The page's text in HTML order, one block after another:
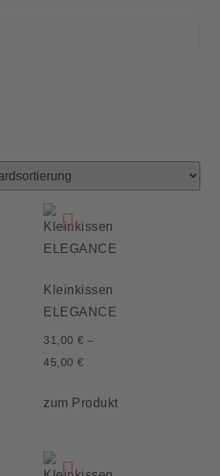
Kleinkissen
ELEGANCE
31,00 € –
45,00 €
zum Produkt